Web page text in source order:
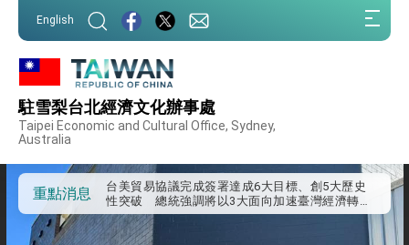
English
駐雪梨台北經濟文化辦事處
Taipei Economic and Cultural Office, Sydney,
Australia
重點消息
及「台灣智慧醫療與健康產業展」預告短片，向
世界展現台灣守護全球健康的創新能量
總統出訪史瓦帝尼返國談話 強調臺灣人有權利
堅定走向世界 賴總統抵達史瓦帝尼王國進行國是
訪問
總統與五院院長新春茶敘 盼化分歧為團結、為
國家邁出合作第一步
台美貿易協議完成簽署達成6大目標、創5大歷史
性突破 總統強調將以3大面向加速臺灣經濟轉型
升級 籲請立院全力支持並盡速通過
臺美簽署「對等貿易協定」確立對等關稅15%且不
疊加 我輸美2072項產品豁免對等關稅